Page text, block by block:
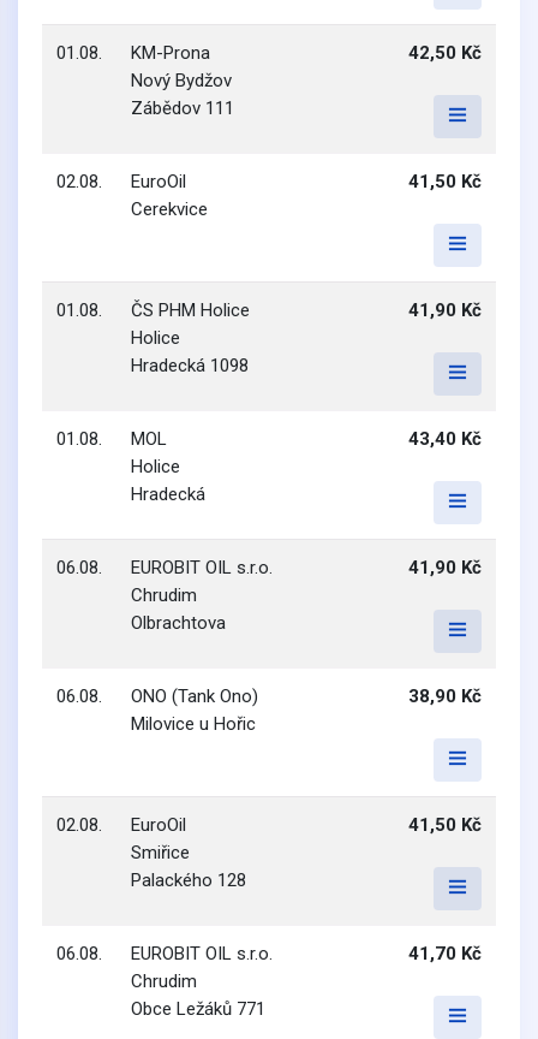
01.08.
KM-Prona
Nový Bydžov
Zábědov 111
42,50 Kč
02.08.
EuroOil
Cerekvice
41,50 Kč
01.08.
ČS PHM Holice
Holice
Hradecká 1098
41,90 Kč
01.08.
MOL
Holice
Hradecká
43,40 Kč
06.08.
EUROBIT OIL s.r.o.
Chrudim
Olbrachtova
41,90 Kč
06.08.
ONO (Tank Ono)
Milovice u Hořic
38,90 Kč
02.08.
EuroOil
Smiřice
Palackého 128
41,50 Kč
06.08.
EUROBIT OIL s.r.o.
Chrudim
Obce Ležáků 771
41,70 Kč